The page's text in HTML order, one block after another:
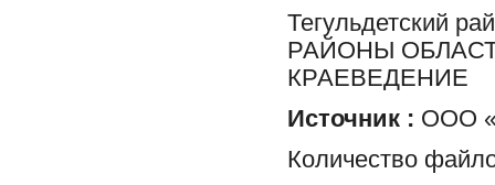
Тегульдетский
РАЙОНЫ
КРАЕВЕДЕНИЕ
Источник : ООО
Количество